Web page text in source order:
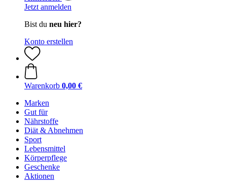
Jetzt anmelden
Bist du neu hier?
Konto erstellen
Warenkorb 0,00 €
Marken
Gut für
Nährstoffe
Diät & Abnehmen
Sport
Lebensmittel
Körperpflege
Geschenke
Aktionen